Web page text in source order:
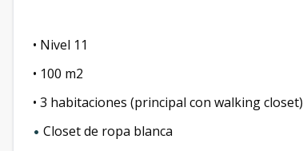
• Nivel 11
• ⁠100 m2
• ⁠3 habitaciones (principal con walking closet)
• Closet de ropa blanca